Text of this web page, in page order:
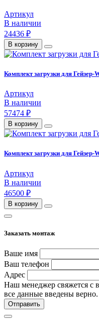
Артикул
В наличии
24436 ₽
В корзину
Комплект загрузки для Гейзер-
Артикул
В наличии
57474 ₽
В корзину
Комплект загрузки для Гейзер-
Артикул
В наличии
46500 ₽
В корзину
Заказать монтаж
Ваше имя
Ваш телефон
Адрес
Наш менеджер свяжется с
все данные введены верно.
Отправить